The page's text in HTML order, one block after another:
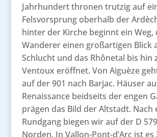
Jahrhundert thronen trutzig auf
Felsvorsprung oberhalb der
hinter der Kirche beginnt ein Weg,
Wanderer einen großartigen Blick
Schlucht und das Rhônetal bis hin
Ventoux eröffnet. Von Aiguèze
auf der 901 nach Barjac. Häuser
Renaissance beidseits der engen
prägen das Bild der Altstadt. Nach
Rundgang biegen wir auf der D
Norden. In Vallon-Pont-d’Arc ist